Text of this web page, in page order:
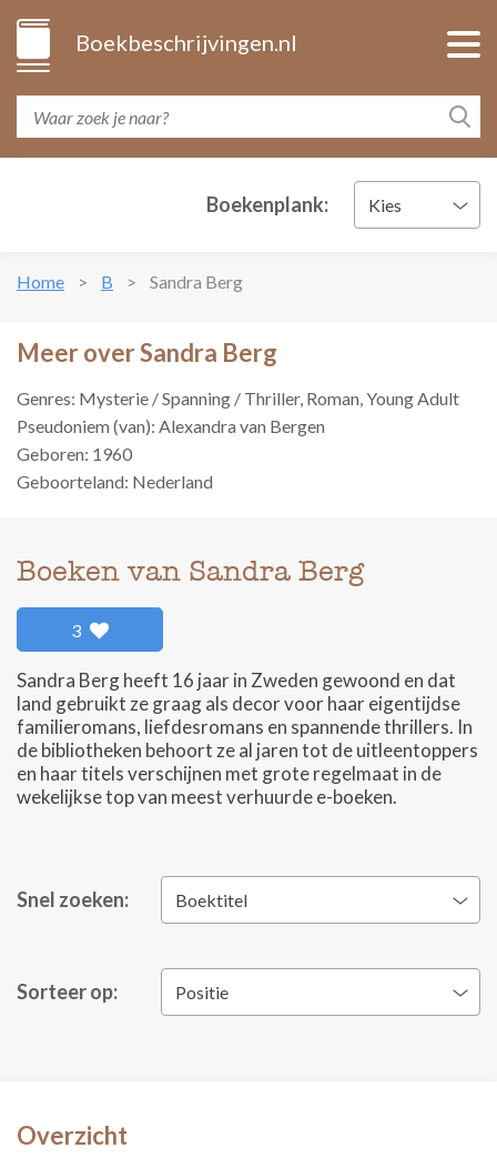
Boekbeschrijvingen.nl
Boekenplank: Kies
Home B Sandra Berg
Meer over Sandra Berg
Genres: Mysterie / Spanning / Thriller, Roman, Young Adult
Pseudoniem (van): Alexandra van Bergen
Geboren: 1960
Geboorteland: Nederland
Boeken van Sandra Berg
3
Sandra Berg heeft 16 jaar in Zweden gewoond en dat
land gebruikt ze graag als decor voor haar eigentijdse
familieromans, liefdesromans en spannende thrillers. In
de bibliotheken behoort ze al jaren tot de uitleentoppers
en haar titels verschijnen met grote regelmaat in de
wekelijkse top van meest verhuurde e-boeken.
Snel zoeken: Boektitel
Sorteer op: Positie
Overzicht